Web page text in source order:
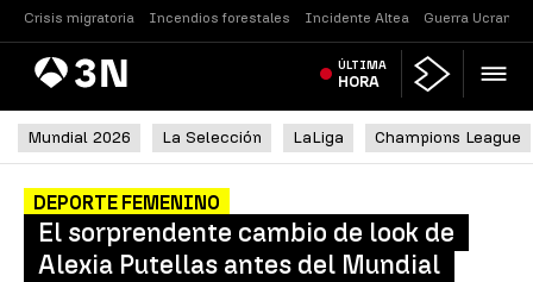
Crisis migratoria Incendios forestales Incidente Altea Guerra Ucrania
AntenaNoticias ÚLTIMA
HORA
Mundial 2026 La Selección LaLiga Champions League
DEPORTE FEMENINO
El sorprendente cambio de look de
Alexia Putellas antes del Mundial